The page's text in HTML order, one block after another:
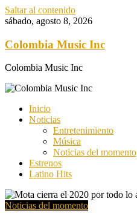
Saltar al contenido
sábado, agosto 8, 2026
Colombia Music Inc
Colombia Music Inc
Inicio
Noticias
Entretenimiento
Música
Noticias del momento
Estrenos
Latino Hits
Noticias del momento